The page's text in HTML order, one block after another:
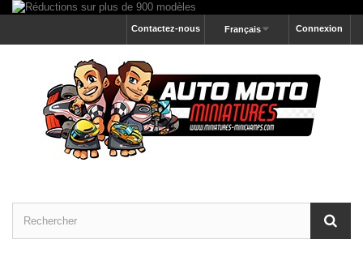
Connexion
Français
Contactez-nous